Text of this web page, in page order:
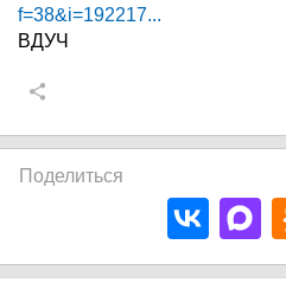
f=38&i=192217...
ВДУЧ
Поделиться